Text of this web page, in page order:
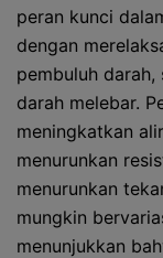
peran kunci
dengan
pembuluh
darah melebar.
meningkatkan
menurunkan
menurunkan
mungkin
menunjukkan